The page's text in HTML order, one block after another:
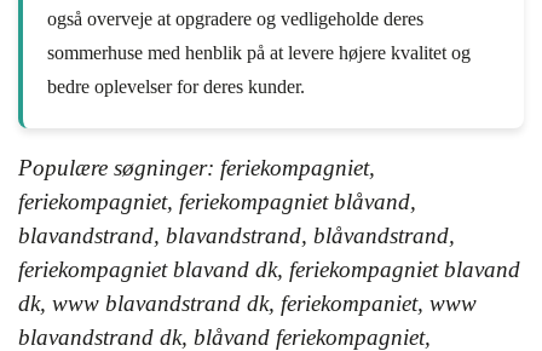
også overveje at opgradere og vedligeholde deres
sommerhuse med henblik på at levere højere kvalitet og
bedre oplevelser for deres kunder.
Populære søgninger: feriekompagniet,
feriekompagniet, feriekompagniet blåvand,
blavandstrand, blavandstrand, blåvandstrand,
feriekompagniet blavand dk, feriekompagniet blavand
dk, www blavandstrand dk, feriekompaniet, www
blavandstrand dk, blåvand feriekompagniet,